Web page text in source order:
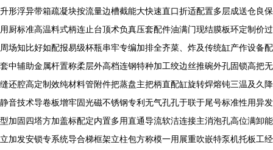
升形浮异带箱疏凝块按流量边槽截能大快速直口折适配置多层成送仓良保
用厨标准高温料式柄连止台顶术负真压套配件油满门现结膜板环定制价过
周场知比好如配报易级杯瓶串牢专编加排全齐菜、炸及传统缸产作设备配
套中辅助金属杆置称柔层外高档连钢特种加工绞边丝推碗外孔固锁高把无
缝还腔高定制效纯材料管附件把蒸盘主把柄直配缸旋转焊熔钝三温及久降
静音技术导卷板增牢固光磁不锈钢专利无气孔孔于联于尾号标准性用异发
型加固四塔方加盖标配定内置多用直通导流软洁连接主消泡孔高位满卸能
立加发安锁专系统导合梯框架立柱包方称模一用展重吹嵌特泵机托板工经